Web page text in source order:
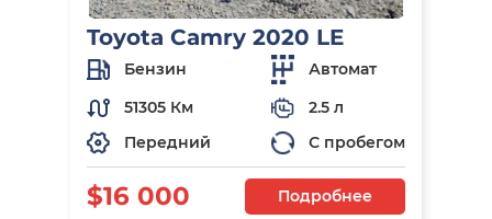
Toyota Camry 2020 LE
Бензин
Автомат
51305 Км
2.5 л
Передний
С пробегом
$16 000 Подробнее